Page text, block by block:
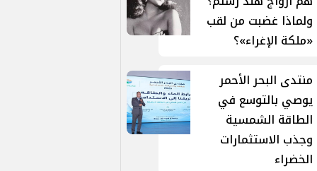
ولماذا غضبت من لقب
«ملكة الإغراء»؟
منتدى البحر الأحمر
يوصي بالتوسع في
الطاقة الشمسية
وجذب الاستثمارات
الخضراء